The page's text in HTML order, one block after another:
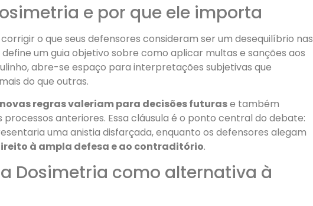
e por que ele importa
o que seus defensores consideram ser um desequilíbrio nas
define um guia objetivo sobre como aplicar multas e sanções aos
abre-se espaço para interpretações subjetivas que
do que outras.
regras valeriam para decisões futurase também
anteriores. Essa cláusula é o ponto central do debate:
uma anistia disfarçada, enquanto os defensores alegam
à ampla defesa e ao contraditório.
Dosimetria como alternativa à